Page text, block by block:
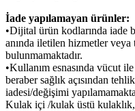
İade yapılamayan ürünler:
•Dijital ürün kodlarında iade
anında iletilen hizmetler
bulunmamaktadır.
•Kullanım esnasında vücut
beraber sağlık açısından
iadesi/değişimi
Kulak içi /kulak üstü